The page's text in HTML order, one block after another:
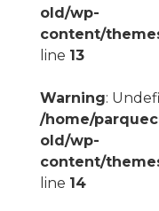
old/wp-
content/
line 13
Warning:
/home/
old/wp-
content/
line 14